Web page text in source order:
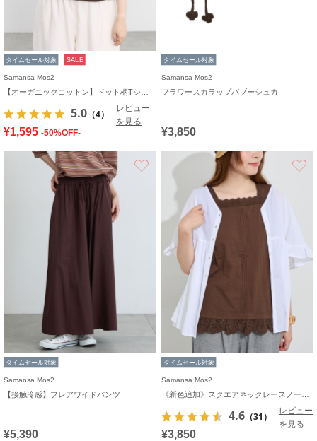
タイムセール対象 SALE
Samansa Mos2
5.0 （4）
レビュー
を見る
¥1,595 -50%OFF-
タイムセール対象
Samansa Mos2
フラワースカラップバブーシュカ
¥3,850
お気に入り
タイムセール対象
Samansa Mos2
【接触冷感】フレアワイドパンツ
¥5,390
タイムセール対象
Samansa Mos2
4.6 （31）
レビュー
を見る
¥3,850